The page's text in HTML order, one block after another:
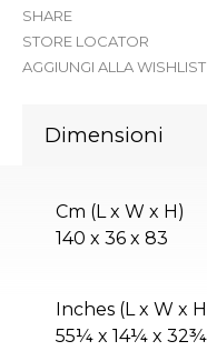
SHARE
STORE LOCATOR
AGGIUNGI ALLA WISHLIST
Dimensioni
Cm (L x W x H)
140 x 36 x 83
Inches (L x W x
55¼ x 14¼ x 32¾